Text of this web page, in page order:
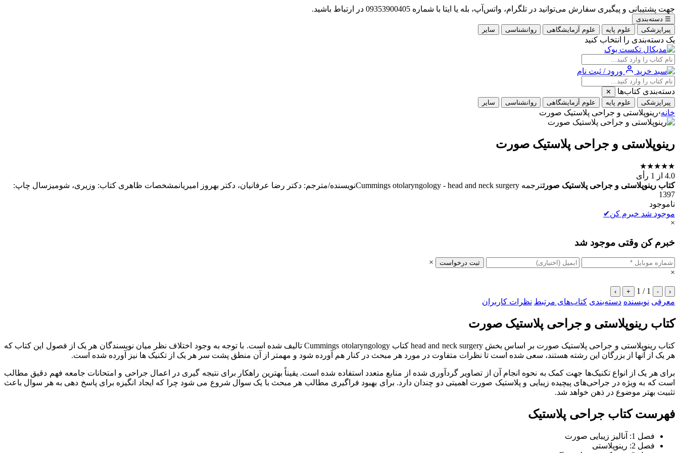
جهت پشتیبانی و پیگیری سفارش می‌توانید در تلگرام، واتس‌آپ، بله یا ایتا با شماره 09353900405 در ارتباط باشید.
☰ دسته‌بندی
پیراپزشکی
علوم پایه علوم آزمایشگاهی روانشناسی سایر
یک دسته‌بندی را انتخاب کنید
ورود / ثبت نام
دسته‌بندی کتاب‌ها
✕
پیراپزشکی
علوم پایه علوم آزمایشگاهی روانشناسی سایر
خانه›رینوپلاستی و جراحی پلاستیک صورت
رینوپلاستی و جراحی پلاستیک صورت
★
★
★
★
★
4.0 از 1 رأی
کتاب رینوپلاستی و جراحی پلاستیک صورت
ترجمه Cummings otolaryngology - head and neck surgeryنویسنده/مترجم: دکتر رضا عرفانیان، دکتر بهروز امیریانمشخصات ظاهری کتاب: وزیری، شومیزسال چاپ:
1397
ناموجود
موجود شد خبرم کن✔
×
خبرم کن وقتی موجود شد
ثبت درخواست
×
×
‹
-
1 / 1
+
›
معرفی نویسنده دسته‌بندی کتاب‌های مرتبط نظرات کاربران
کتاب رینوپلاستی و جراحی پلاستیک صورت
کتاب رینوپلاستی و جراحی پلاستیک صورت بر اساس بخش head and neck surgery کتاب Cummings otolaryngology تالیف شده است. با توجه به وجود اختلاف نظر میان نویسندگان هر یک از فصول این کتاب که
هر یک از آنها از بزرگان این رشته هستند، سعی شده است تا نظرات متفاوت در مورد هر مبحث در کنار هم آورده شود و مهمتر از آن منطق پشت سر هر یک از تکنیک ها نیز آورده شده است.
برای هر یک از انواع تکنیک‌ها جهت کمک به نحوه انجام آن از تصاویر گردآوری شده از منابع متعدد استفاده شده است. یقیناً بهترین راهکار برای نتیجه گیری در اعمال جراحی و امتحانات جامعه فهم دقیق مطالب
است که به ویژه در جراحی‌های پیچیده زیبایی و پلاستیک صورت اهمیتی دو چندان دارد. برای بهبود فراگیری مطالب هر مبحث با یک سوال شروع می شود چرا که ایجاد انگیزه برای پاسخ دهی به هر سوال باعث
تثبیت بهتر موضوع در ذهن خواهد شد.
فهرست کتاب جراحی پلاستیک
فصل 1: آنالیز زیبایی صورت
فصل 2: رینوپلاستی